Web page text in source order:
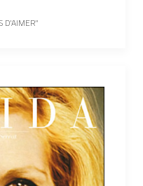
D'AIMER"